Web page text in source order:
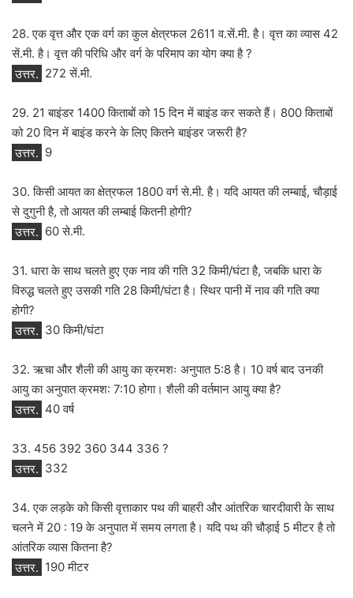
28. एक वृत्त और एक वर्ग का कुल क्षेत्रफल 2611 व.सें.मी. है। वृत्त का व्यास 42
सें.मी. है। वृत्त की परिधि और वर्ग के परिमाप का योग क्या है ?
उत्तर. 272 सें.मी.
29. 21 बाइंडर 1400 किताबों को 15 दिन में बाइंड कर सकते हैं। 800 किताबों
को 20 दिन में बाइंड करने के लिए कितने बाइंडर जरूरी है?
उत्तर. 9
30. किसी आयत का क्षेत्रफल 1800 वर्ग से.मी. है। यदि आयत की लम्बाई, चौड़ाई
से दुगुनी है, तो आयत की लम्बाई कितनी होगी?
उत्तर. 60 से.मी.
31. धारा के साथ चलते हुए एक नाव की गति 32 किमी/घंटा है, जबकि धारा के
विरुद्ध चलते हुए उसकी गति 28 किमी/घंटा है। स्थिर पानी में नाव की गति क्या
होगी?
उत्तर. 30 किमी/घंटा
32. ऋचा और शैली की आयु का क्रमशः अनुपात 5:8 है। 10 वर्ष बाद उनकी
आयु का अनुपात क्रमश: 7:10 होगा। शैली की वर्तमान आयु क्या है?
उत्तर. 40 वर्ष
33. 456 392 360 344 336 ?
उत्तर. 332
34. एक लड़के को किसी वृत्ताकार पथ की बाहरी और आंतरिक चारदीवारी के साथ
चलने में 20 : 19 के अनुपात में समय लगता है। यदि पथ की चौड़ाई 5 मीटर है तो
आंतरिक व्यास कितना है?
उत्तर. 190 मीटर